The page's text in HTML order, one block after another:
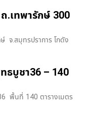
ถ.เทพารักษ์ 300
ษ์ จ.สมุทรปราการ โกดัง
ธบูชา36 – 140
พื้นที่ 140 ตารางเมตร